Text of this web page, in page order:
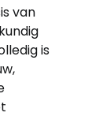
van
is